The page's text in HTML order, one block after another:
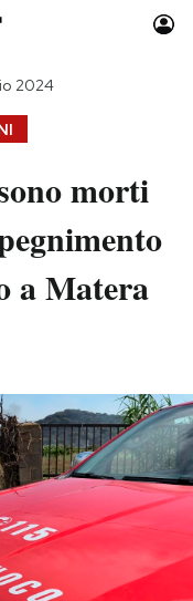
Idee
calcio 2026
2024
morti
a Matera